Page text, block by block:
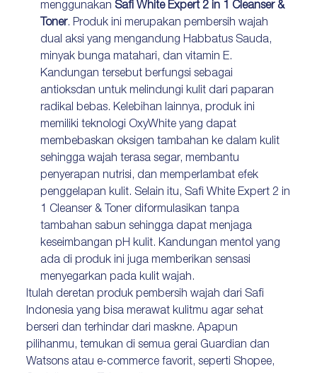
menggunakan Safi White Expert 2 in 1 Cleanser &
Toner. Produk ini merupakan pembersih wajah
dual aksi yang mengandung Habbatus Sauda,
minyak bunga matahari, dan vitamin E.
Kandungan tersebut berfungsi sebagai
antioksdan untuk melindungi kulit dari paparan
radikal bebas. Kelebihan lainnya, produk ini
memiliki teknologi OxyWhite yang dapat
membebaskan oksigen tambahan ke dalam kulit
sehingga wajah terasa segar, membantu
penyerapan nutrisi, dan memperlambat efek
penggelapan kulit. Selain itu, Safi White Expert 2 in
1 Cleanser & Toner diformulasikan tanpa
tambahan sabun sehingga dapat menjaga
keseimbangan pH kulit. Kandungan mentol yang
ada di produk ini juga memberikan sensasi
menyegarkan pada kulit wajah.
Itulah deretan produk pembersih wajah dari Safi
Indonesia yang bisa merawat kulitmu agar sehat
berseri dan terhindar dari maskne. Apapun
pilihanmu, temukan di semua gerai Guardian dan
Watsons atau e-commerce favorit, seperti Shopee,